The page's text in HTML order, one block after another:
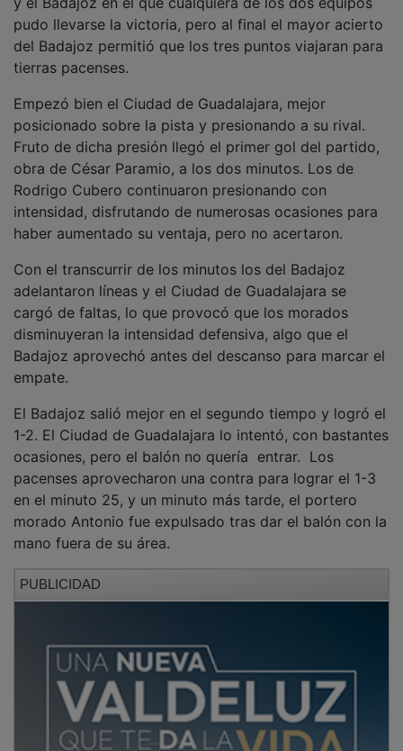
pudo llevarse la victoria, pero al final el mayor acierto
del Badajoz permitió que los tres puntos viajaran para
tierras pacenses.
posicionado sobre la pista y presionando a su rival.
Fruto de dicha presión llegó el primer gol del partido,
obra de César Paramio, a los dos minutos. Los de
Rodrigo Cubero continuaron presionando con
intensidad, disfrutando de numerosas ocasiones para
haber aumentado su ventaja, pero no acertaron.
adelantaron líneas y el Ciudad de Guadalajara se
cargó de faltas, lo que provocó que los morados
disminuyeran la intensidad defensiva, algo que el
Badajoz aprovechó antes del descanso para marcar el
empate.
1-2. El Ciudad de Guadalajara lo intentó, con bastantes
ocasiones, pero el balón no quería entrar. Los
pacenses aprovecharon una contra para lograr el 1-3
en el minuto 25, y un minuto más tarde, el portero
morado Antonio fue expulsado tras dar el balón con la
mano fuera de su área.